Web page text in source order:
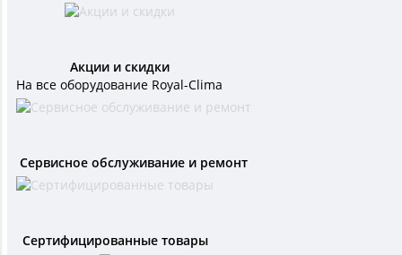
Акции и скидки
На все оборудование Royal-Clima
Сервисное обслуживание и ремонт
Сертифицированные товары